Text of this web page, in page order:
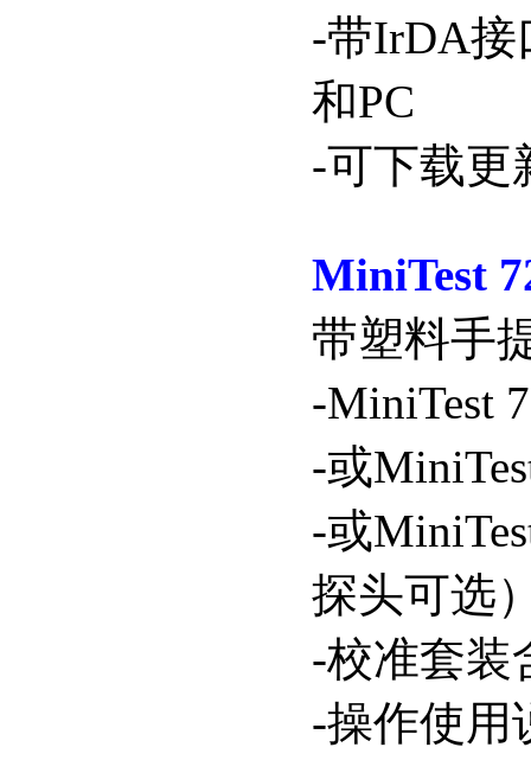
-带IrDA接
和PC
-可下载更
MiniTest
带塑料手
-MiniTest
-或
-或
探头可选
-校准套装
-操作使用